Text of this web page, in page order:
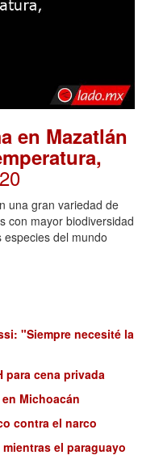
en Mazatlán
una gran variedad de
con mayor biodiversidad
del mundo
"Siempre necesité la
para cena privada
Michoacán
contra el narco
el paraguayo